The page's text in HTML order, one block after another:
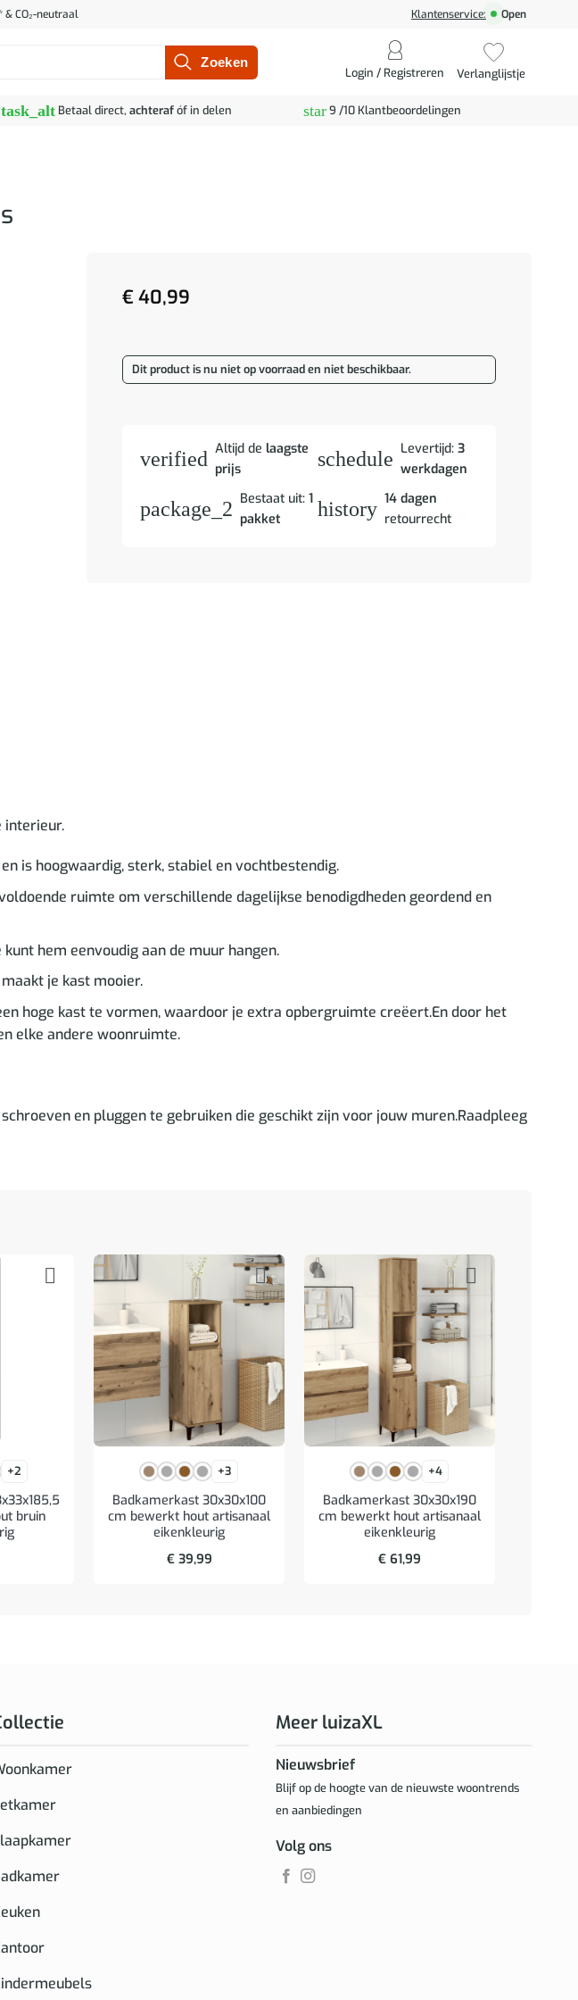
CO₂-neutraal Klantenservice: Open
Login / Registreren Verlanglijstje
task_alt Betaal direct, achterafóf in delen star9 /10 Klantbeoordelingen
€ 40,99
Dit product is nu niet op voorraad en niet beschikbaar.
verified Altijd de laagste
prijs
schedule Levertijd:3
werkdagen
package_2 Bestaat uit: 1
pakket
history 14 dagen
retourrecht
interieur.
is hoogwaardig, sterk, stabiel en vochtbestendig.
ruimte om verschillende dagelijkse benodigdheden geordend en
hem eenvoudig aan de muur hangen.
je kast mooier.
hoge kast te vormen, waardoor je extra opbergruimte creëert.En door het
elke andere woonruimte.
en pluggen te gebruiken die geschikt zijn voor jouw muren.Raadpleeg
+2
bruin
+3
Badkamerkast 30x30x100
cm bewerkt hout artisanaal
eikenkleurig
€39,99
+4
Badkamerkast 30x30x190
cm bewerkt hout artisanaal
eikenkleurig
€ 61,99
Meer luizaXL
Nieuwsbrief
Blijf op de hoogte van de nieuwste woontrends
en aanbiedingen
Volg ons